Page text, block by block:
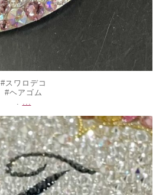
#スワロデコ
#ヘアゴム
.